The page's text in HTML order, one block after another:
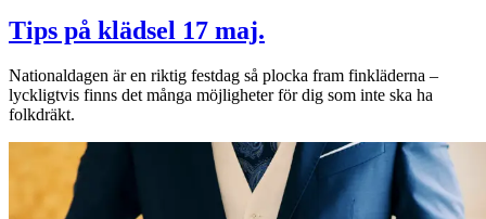
Tips på klädsel 17 maj.
Nationaldagen är en riktig festdag så plocka fram finkläderna –
lyckligtvis finns det många möjligheter för dig som inte ska ha
folkdräkt.